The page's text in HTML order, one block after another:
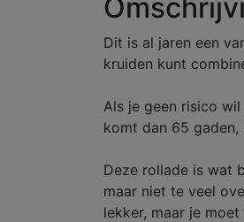
Dit is al jaren een
kruiden kunt
Als je geen risico
komt dan 65
Deze rollade is wat
maar niet te veel
lekker, maar je